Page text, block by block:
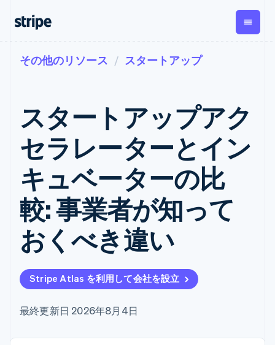
支払い
オンライン決
済
Managed
Payments
マーチャント
オブレコード
ソリューショ
ン
Payment links
コーディング
不要の決済ペ
ージ
Checkout
構築済み決済
UI
Elements
ポーネント
決済手段
済手段を利用
収益
経常収益
Metronome
従量課金
サブスクリ
プション
サブスクリ
プションの
管理
Invoicing
1 回限りまた
は継続
Tax
消費税と
VAT の自動
Recognition
自動化
資金管
Global
Payouts
第三者
への入
金
イス
企業規模別
ユースケース別
エージェンティックコマ
ース
E コマース / ECサイト
埋込型金融
請求・財務関連
グローバルビジネス
アプリ内決済
マーケットプレイス
プラットフォーム
SaaS
ドキュメント
ライブラリと SDK
Stripe Apps
ガイド
オンライン決済を受け付
け
構築済みの決済を実装
プラットフォームまたは
マーケットプレイスを構
築する
理
従量課金請求を提供
のカードを発行
エージェントによるサー
と管理
学ぶ
ガイド
サポートに問い合わせる
管理サポートプラン
プロフェッショナルサー
ビス
会社
製品ロードマップ
レンス
ニュースルーム
その他のリソース スタートアップ
スタートアップアク
セラレーターとイン
キュベーターの比
較: 事業者が知って
おくべき違い
Stripe Atlas を利用して会社を設立
最終更新日 2026年8月4日